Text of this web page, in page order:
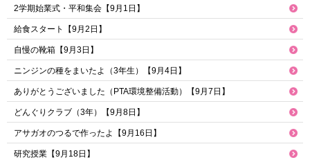
2学期始業式・平和集会【9月1日】
給食スタート【9月2日】
自慢の靴箱【9月3日】
ニンジンの種をまいたよ（3年生）【9月4日】
ありがとうございました（PTA環境整備活動）【9月7日】
どんぐりクラブ（3年）【9月8日】
アサガオのつるで作ったよ【9月16日】
研究授業【9月18日】